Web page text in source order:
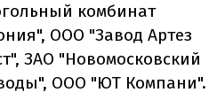
комбинат
ООО "Завод Артез
ЗАО "Новомосковский
ООО "ЮТ Компани".